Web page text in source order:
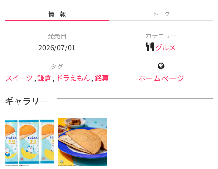
情 報 トーク
発売日
2026/07/01
カテゴリー
グルメ
タグ
スイーツ ,鎌倉, ドラえもん ,銘菓 ホームページ
ギャラリー